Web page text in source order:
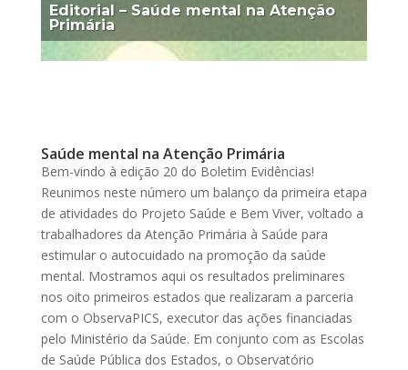
Editorial – Saúde mental na Atenção
Primária
Saúde mental na Atenção Primária
Bem-vindo à edição 20 do Boletim Evidências!
Reunimos neste número um balanço da primeira etapa
de atividades do Projeto Saúde e Bem Viver, voltado a
trabalhadores da Atenção Primária à Saúde para
estimular o autocuidado na promoção da saúde
mental. Mostramos aqui os resultados preliminares
nos oito primeiros estados que realizaram a parceria
com o ObservaPICS, executor das ações financiadas
pelo Ministério da Saúde. Em conjunto com as Escolas
de Saúde Pública dos Estados, o Observatório